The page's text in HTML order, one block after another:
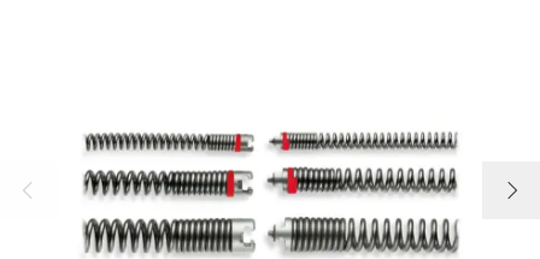
Prihlásiť sa
Výber krajiny